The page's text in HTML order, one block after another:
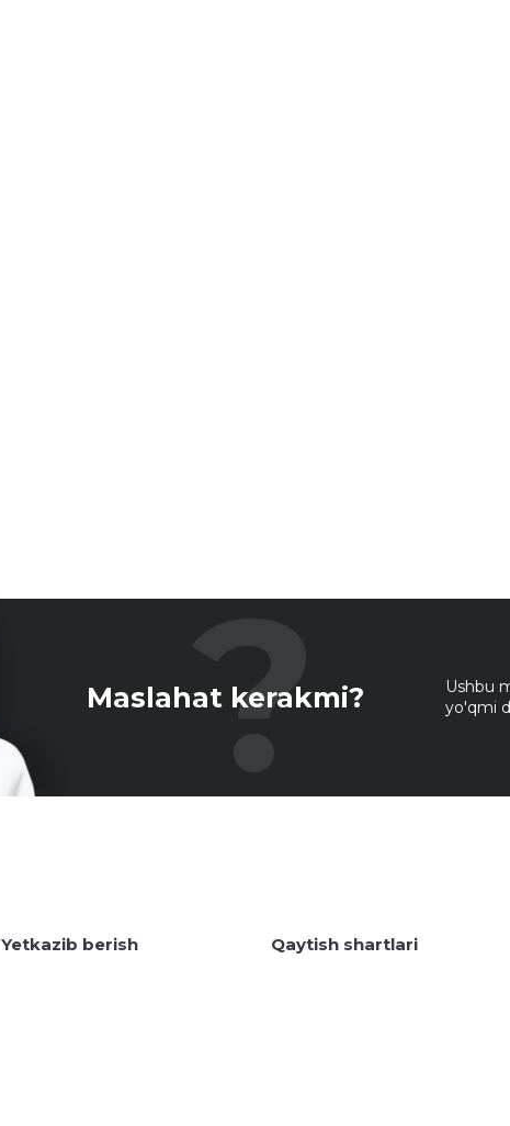
Maslahat kerakmi?
Ushbu
yo'qmi
Yetkazib berish Qaytish shartlari